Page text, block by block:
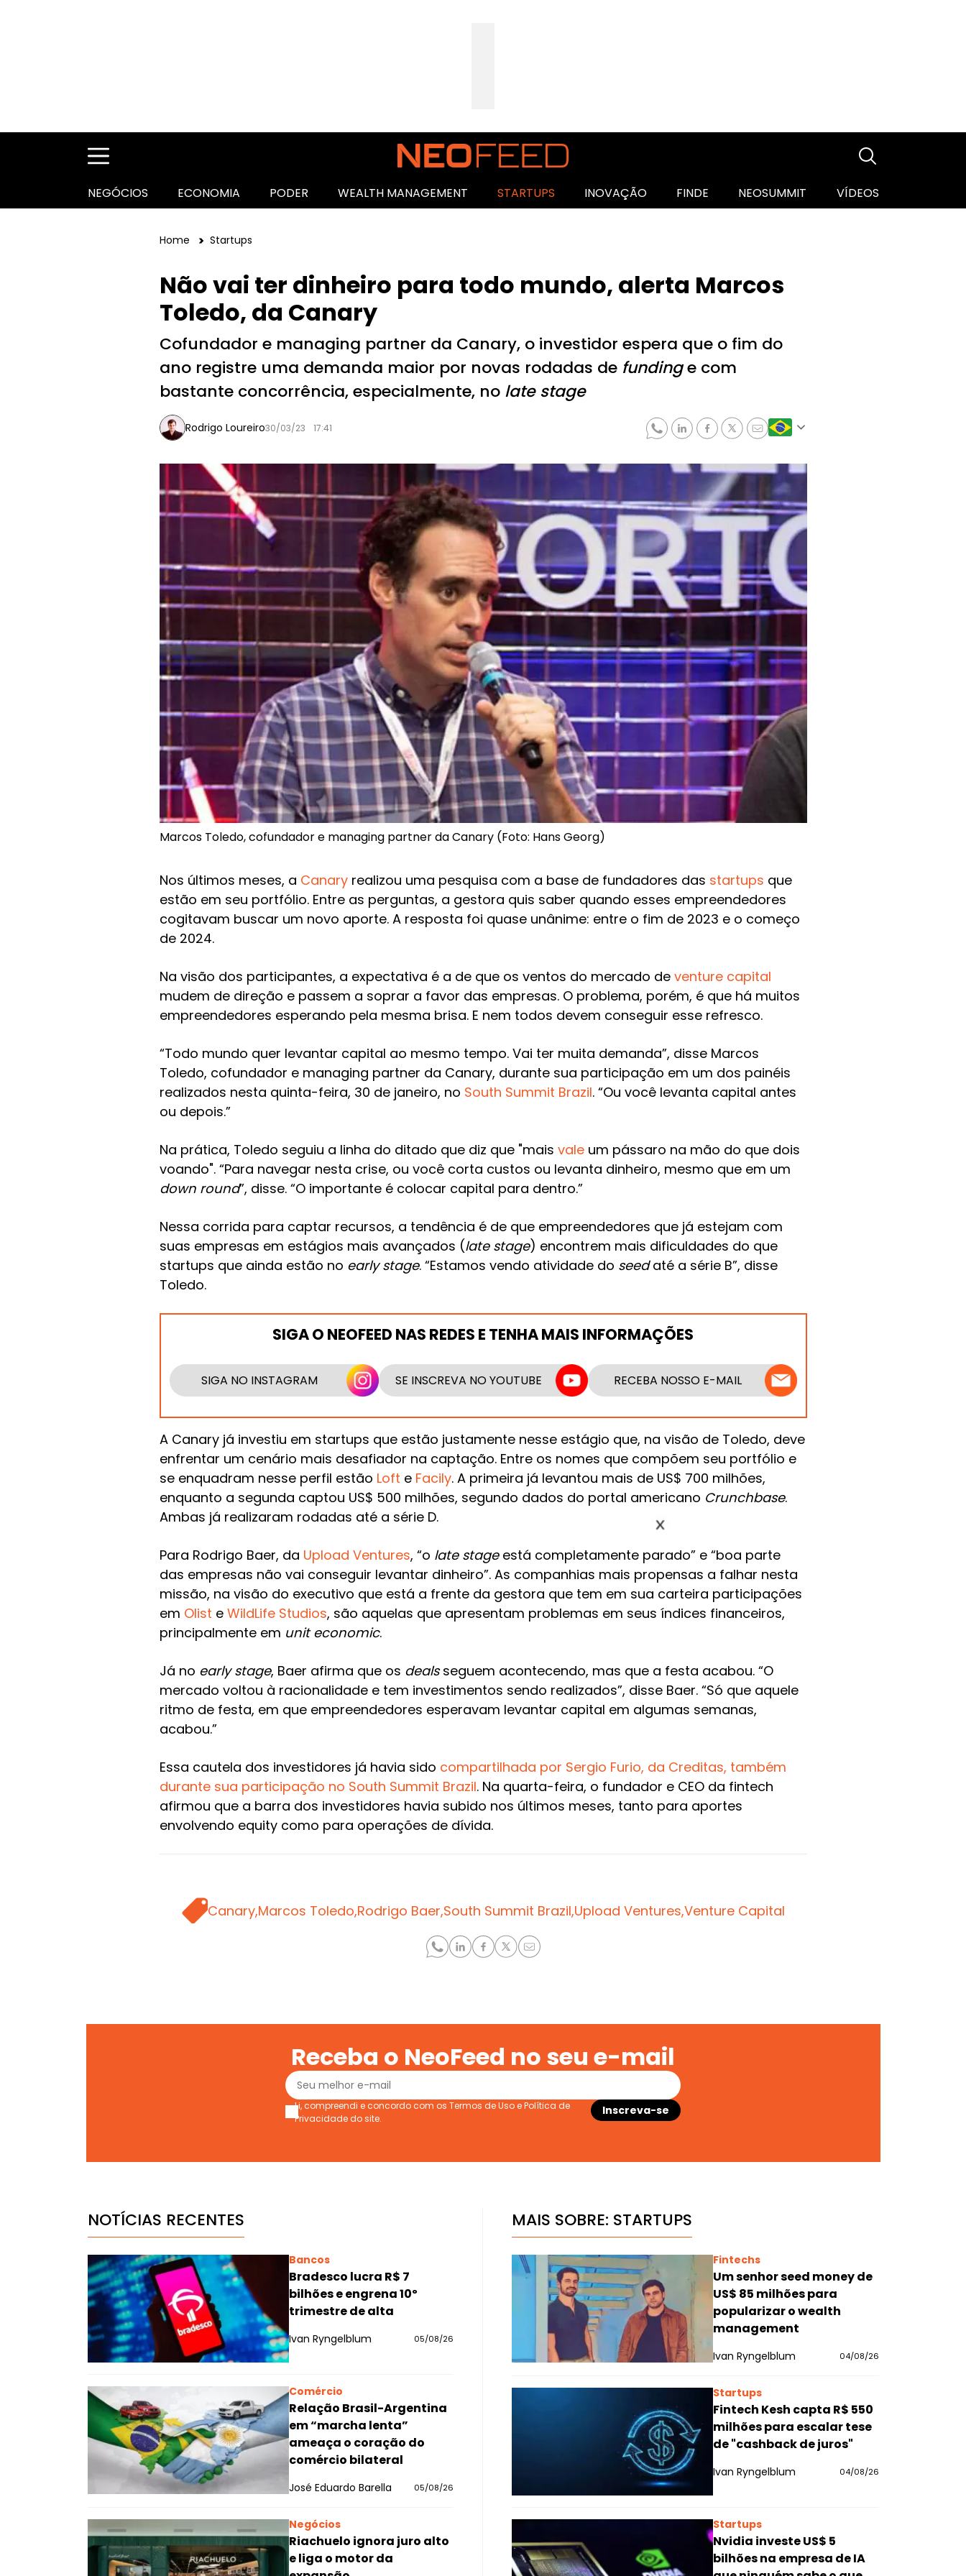
NEGÓCIOS ECONOMIA PODER WEALTH MANAGEMENT STARTUPS INOVAÇÃO FINDE NEOSUMMIT VÍDEOS
Home Startups
Não vai ter dinheiro para todo mundo, alerta Marcos
Toledo, da Canary
Cofundador e managing partner da Canary, o investidor espera que o fim do
ano registre uma demanda maior por novas rodadas de fundinge com
bastante concorrência, especialmente, no late stage
Rodrigo Loureiro30/03/23 17:41
Marcos Toledo, cofundador e managing partner da Canary (Foto: Hans Georg)
Nos últimos meses, a Canaryrealizou uma pesquisa com a base de fundadores das startups que
estão em seu portfólio. Entre as perguntas, a gestora quis saber quando esses empreendedores
cogitavam buscar um novo aporte. A resposta foi quase unânime: entre o fim de 2023 e o começo
de 2024.
Na visão dos participantes, a expectativa é a de que os ventos do mercado de venture capital
mudem de direção e passem a soprar a favor das empresas. O problema, porém, é que há muitos
empreendedores esperando pela mesma brisa. E nem todos devem conseguir esse refresco.
“Todo mundo quer levantar capital ao mesmo tempo. Vai ter muita demanda”, disse Marcos
Toledo, cofundador e managing partner da Canary, durante sua participação em um dos painéis
realizados nesta quinta-feira, 30 de janeiro, no South Summit Brazil. “Ou você levanta capital antes
ou depois.”
Na prática, Toledo seguiu a linha do ditado que diz que "mais valeum pássaro na mão do que dois
voando". “Para navegar nesta crise, ou você corta custos ou levanta dinheiro, mesmo que em um
down round”, disse. “O importante é colocar capital para dentro.”
Nessa corrida para captar recursos, a tendência é de que empreendedores que já estejam com
suas empresas em estágios mais avançados (late stage) encontrem mais dificuldades do que
startups que ainda estão no early stage. “Estamos vendo atividade do seedaté a série B”, disse
Toledo.
SIGA O NEOFEED NAS REDES E TENHA MAIS INFORMAÇÕES
SIGA NO INSTAGRAM SE INSCREVA NO YOUTUBE RECEBA NOSSO E-MAIL
A Canary já investiu em startups que estão justamente nesse estágio que, na visão de Toledo, deve
enfrentar um cenário mais desafiador na captação. Entre os nomes que compõem seu portfólio e
se enquadram nesse perfil estão Loft e Facily. A primeira já levantou mais de US$ 700 milhões,
enquanto a segunda captou US$ 500 milhões, segundo dados do portal americano Crunchbase.
Ambas já realizaram rodadas até a série D.
Para Rodrigo Baer, da Upload Ventures, “o late stageestá completamente parado” e “boa parte
das empresas não vai conseguir levantar dinheiro”. As companhias mais propensas a falhar nesta
missão, na visão do executivo que está a frente da gestora que tem em sua carteira participações
em Olist e WildLife Studios, são aquelas que apresentam problemas em seus índices financeiros,
principalmente em unit economic.
Já no early stage, Baer afirma que os dealsseguem acontecendo, mas que a festa acabou. “O
mercado voltou à racionalidade e tem investimentos sendo realizados”, disse Baer. “Só que aquele
ritmo de festa, em que empreendedores esperavam levantar capital em algumas semanas,
acabou.”
Essa cautela dos investidores já havia sido compartilhada por Sergio Furio, da Creditas, também
durante sua participação no South Summit Brazil. Na quarta-feira, o fundador e CEO da fintech
afirmou que a barra dos investidores havia subido nos últimos meses, tanto para aportes
envolvendo equity como para operações de dívida.
TAGSCanary,Marcos Toledo,Rodrigo Baer,South Summit Brazil,Upload Ventures,Venture Capital
Receba o NeoFeed no seu e-mail
Li, compreendi e concordo com osTermos de UsoePolítica de
Privacidadedo site.
NOTÍCIAS RECENTES
Bancos
Bradesco lucra R$ 7
bilhões e engrena 10º
trimestre de alta
Ivan Ryngelblum 05/08/26
Comércio
Relação Brasil-Argentina
em “marcha lenta”
ameaça o coração do
comércio bilateral
José Eduardo Barella 05/08/26
Negócios
Riachuelo ignora juro alto
e liga o motor da
MAIS SOBRE: STARTUPS
Fintechs
Um senhor seed money de
US$ 85 milhões para
popularizar o wealth
management
Ivan Ryngelblum 04/08/26
Startups
Fintech Kesh capta R$ 550
milhões para escalar tese
de "cashback de juros"
Ivan Ryngelblum 04/08/26
Startups
Nvidia investe US$ 5
bilhões na empresa de IA